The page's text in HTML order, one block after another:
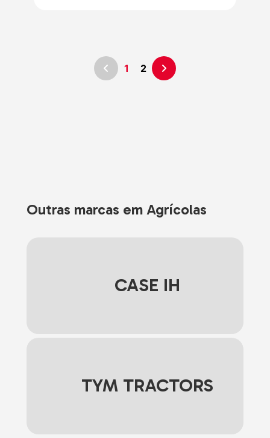
1 2
Outras marcas em Agrícolas
CASE IH
TYM TRACTORS